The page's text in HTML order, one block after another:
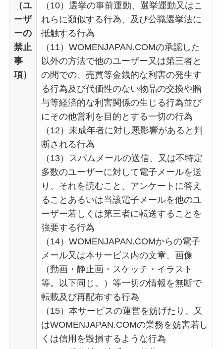
（ユ
ーザ
ーの
禁止
事
項）
（10）選挙の事前運動、選挙運動又はこ
れらに類似する行為、及び公職選挙法に
抵触する行為
（11）WOMENJAPAN.COMの承認した
以外の方法で他のユーザー又は第三者と
の間での、売買等金銭的な利害の発生す
る行為及び代価性のない物品の交換や贈
与等経済的な利害関係の生じる行為並び
にその他営利を目的とする一切の行為
（12）未成年者に対し悪影響があると判
断される行為
（13）スパムメールの送信、又は不特定
多数のユーザーに対して電子メールを送
り、それを読むこと、アンケートに答え
ることあるいは当該電子メールを他のユ
ーザー若しくは第三者に転送することを
強要する行為
（14）WOMENJAPAN.COMからの電子
メール又は本サービス内の文章、画像
（動画・静止画・スケッチ・イラスト
等。以下同じ。）等一切の情報を無断で
転載及び再配布する行為
（15）本サービスの運営を妨げたり、又
はWOMENJAPAN.COMの業務を妨害若し
くは信用を毀損するような行為